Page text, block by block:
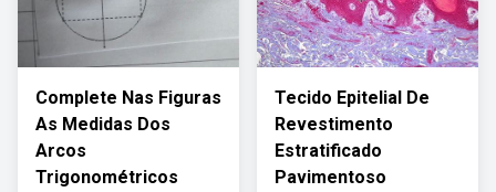
Complete Nas Figuras
As Medidas Dos
Arcos
Trigonométricos
Tecido Epitelial De
Revestimento
Estratificado
Pavimentoso